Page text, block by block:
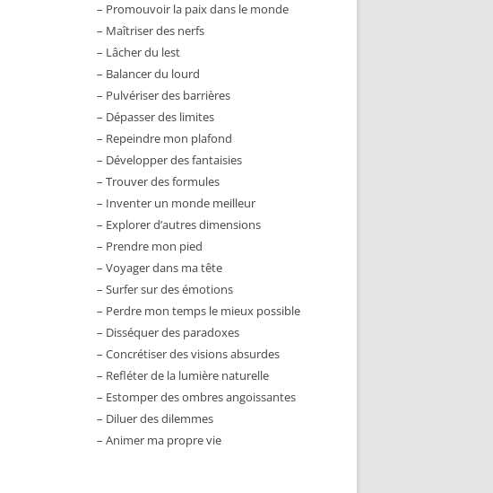
– Promouvoir la paix dans le monde
– Maîtriser des nerfs
– Lâcher du lest
– Balancer du lourd
– Pulvériser des barrières
– Dépasser des limites
– Repeindre mon plafond
– Développer des fantaisies
– Trouver des formules
– Inventer un monde meilleur
– Explorer d’autres dimensions
– Prendre mon pied
– Voyager dans ma tête
– Surfer sur des émotions
– Perdre mon temps le mieux possible
– Disséquer des paradoxes
– Concrétiser des visions absurdes
– Refléter de la lumière naturelle
– Estomper des ombres angoissantes
– Diluer des dilemmes
– Animer ma propre vie